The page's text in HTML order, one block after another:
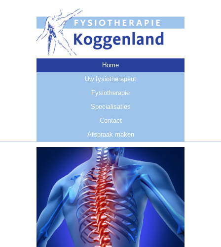
Home
Uw fysiotherapeut
Fysiotherapie
Specialisaties
Contact
Afspraak maken